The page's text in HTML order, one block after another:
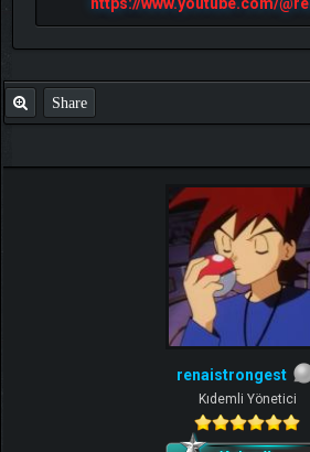
Share
renaistrongest
Kıdemli Yönetici